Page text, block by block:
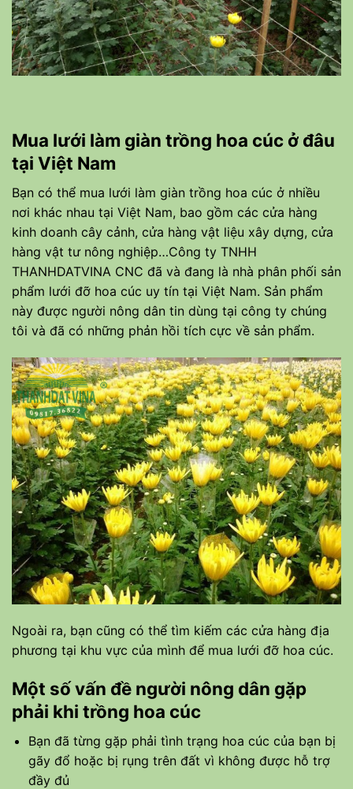
Mua lưới làm giàn trồng hoa cúc ở đâu
tại Việt Nam
Bạn có thể mua lưới làm giàn trồng hoa cúc ở nhiều
nơi khác nhau tại Việt Nam, bao gồm các cửa hàng
kinh doanh cây cảnh, cửa hàng vật liệu xây dựng, cửa
hàng vật tư nông nghiệp…Công ty TNHH
THANHDATVINA CNC đã và đang là nhà phân phối sản
phẩm lưới đỡ hoa cúc uy tín tại Việt Nam. Sản phẩm
này được người nông dân tin dùng tại công ty chúng
tôi và đã có những phản hồi tích cực về sản phẩm.
Ngoài ra, bạn cũng có thể tìm kiếm các cửa hàng địa
phương tại khu vực của mình để mua lưới đỡ hoa cúc.
Một số vấn đề người nông dân gặp
phải khi trồng hoa cúc
Bạn đã từng gặp phải tình trạng hoa cúc của bạn bị
gãy đổ hoặc bị rụng trên đất vì không được hỗ trợ
đầy đủ